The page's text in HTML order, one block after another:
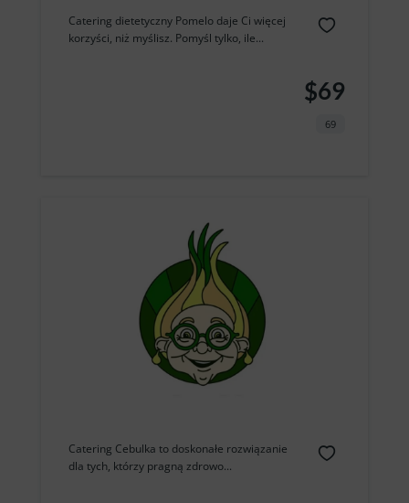
Catering dietetyczny Pomelo daje Ci więcej
korzyści, niż myślisz. Pomyśl tylko, ile...
$69
69
Catering Cebulka to doskonałe rozwiązanie
dla tych, którzy pragną zdrowo...